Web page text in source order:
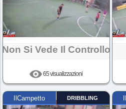
Non Si Vede Il Controllo
65 visualizzazioni
IlCampetto DRIBBLING